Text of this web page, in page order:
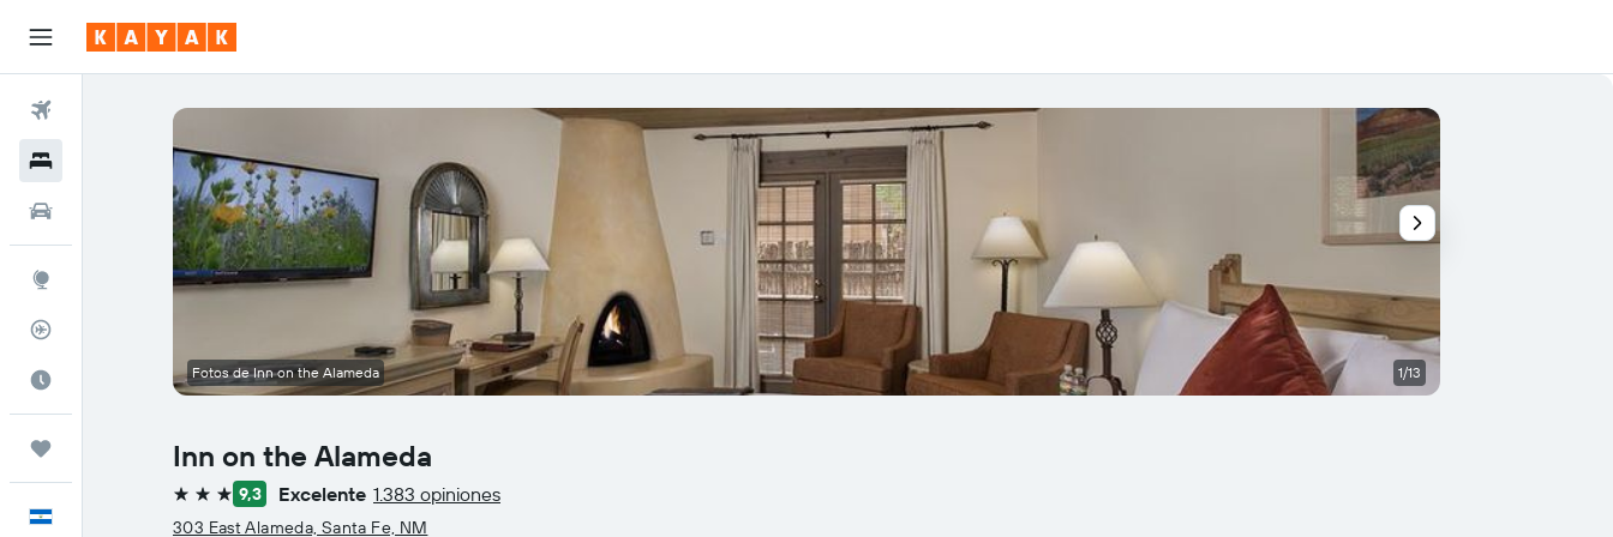
Inn on the Alameda
3 estrellas
9,3 Excelente 1.383 opiniones
303 East Alameda, Santa Fe, NM
Fotos de Inn on the Alameda 1/13